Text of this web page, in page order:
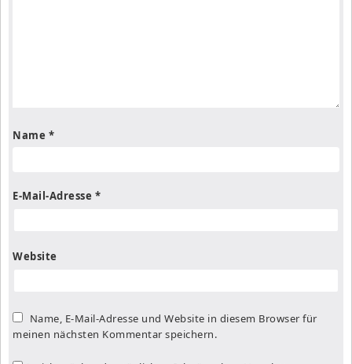
Name *
E-Mail-Adresse *
Website
Name, E-Mail-Adresse und Website in diesem Browser für
meinen nächsten Kommentar speichern.